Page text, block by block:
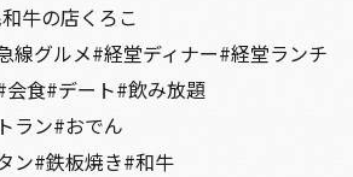
牛の店くろこ
線グルメ#経堂ディナー#経堂ランチ
食#デート#飲み放題
ラン#おでん
ン#鉄板焼き#和牛